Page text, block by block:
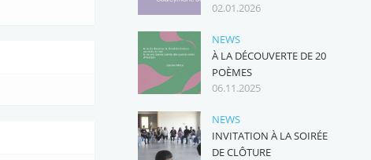
02.01.2026
NEWS
À LA DÉCOUVERTE DE 20
POÈMES
06.11.2025
NEWS
INVITATION À LA SOIRÉE
DE CLÔTURE